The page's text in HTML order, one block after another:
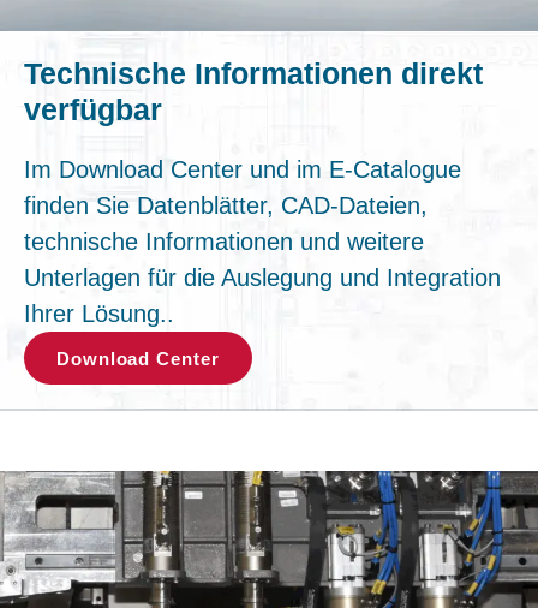
Technische Informationen direkt
verfügbar
Im Download Center und im E-Catalogue
finden Sie Datenblätter, CAD-Dateien,
technische Informationen und weitere
Unterlagen für die Auslegung und Integration
Ihrer Lösung..
Download Center